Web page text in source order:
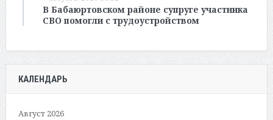
В Бабаюртовском районе супруге участника
СВО помогли с трудоустройством
КАЛЕНДАРЬ
Август 2026